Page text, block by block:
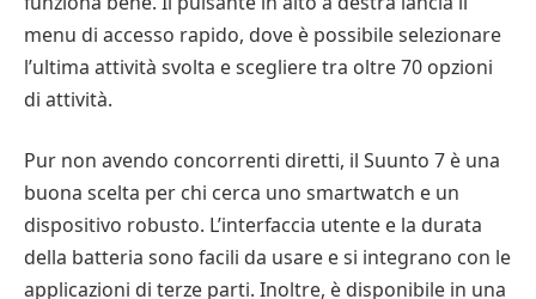
menu di accesso rapido, dove è possibile selezionare
l’ultima attività svolta e scegliere tra oltre 70 opzioni
di attività.
Pur non avendo concorrenti diretti, il Suunto 7 è una
buona scelta per chi cerca uno smartwatch e un
dispositivo robusto. L’interfaccia utente e la durata
della batteria sono facili da usare e si integrano con le
applicazioni di terze parti. Inoltre, è disponibile in una